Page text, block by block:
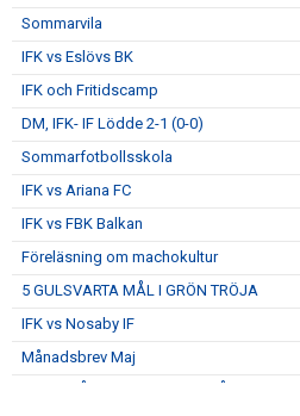
Sommarvila
IFK vs Eslövs BK
IFK och Fritidscamp
DM, IFK- IF Lödde 2-1 (0-0)
Sommarfotbollsskola
IFK vs Ariana FC
IFK vs FBK Balkan
Föreläsning om machokultur
5 GULSVARTA MÅL I GRÖN TRÖJA
IFK vs Nosaby IF
Månadsbrev Maj